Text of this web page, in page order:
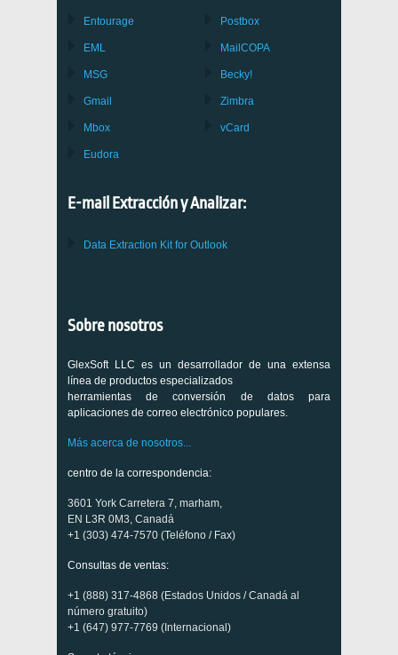
Entourage
EML
MSG
Gmail
Mbox
Eudora
Postbox
MailCOPA
Becky!
Zimbra
vCard
E-mail Extracción y Analizar:
Data Extraction Kit for Outlook
Sobre nosotros
GlexSoft LLC es un desarrollador de una extensa
línea de productos especializados
herramientas de conversión de datos para
aplicaciones de correo electrónico populares.
Más acerca de nosotros...
centro de la correspondencia:
3601 York Carretera 7, marham,
EN L3R 0M3, Canadá
+1 (303) 474-7570 (Teléfono / Fax)
Consultas de ventas:
+1 (888) 317-4868 (Estados Unidos / Canadá al
número gratuito)
+1 (647) 977-7769 (Internacional)